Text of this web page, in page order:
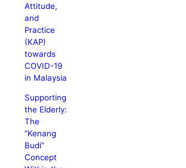
Attitude,
and
Practice
(KAP)
towards
COVID-19
in Malaysia
Supporting
the Elderly:
The
Kenang
Budi
Concept